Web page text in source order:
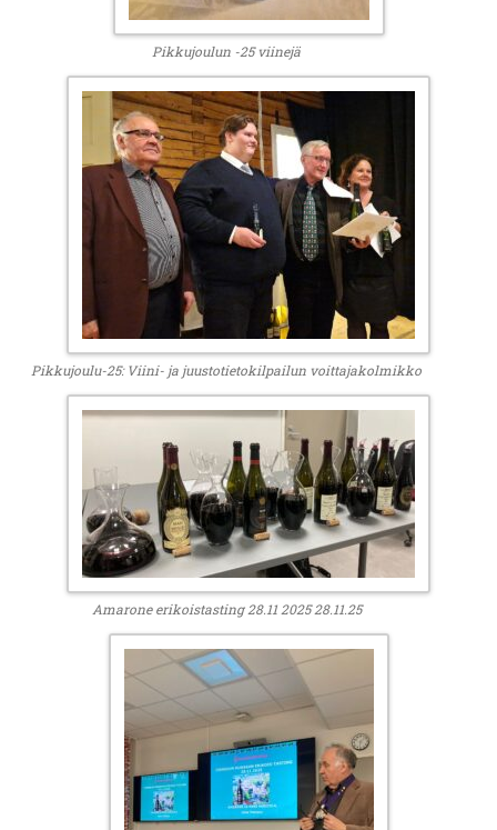
Pikkujoulun -25 viinejä
Pikkujoulu-25: Viini- ja juustotietokilpailun voittajakolmikko
Amarone erikoistasting 28.11 2025 28.11.25